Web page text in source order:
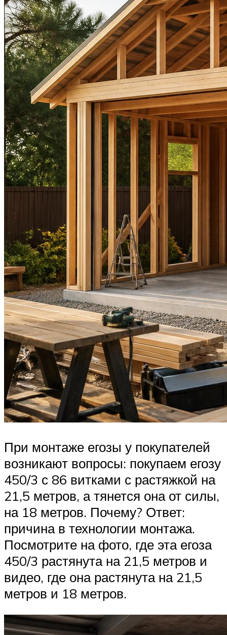
При монтаже егозы у покупателей
возникают вопросы: покупаем егозу
450/3 с 86 витками с растяжкой на
21,5 метров, а тянется она от силы,
на 18 метров. Почему? Ответ:
причина в технологии монтажа.
Посмотрите на фото, где эта егоза
450/3 растянута на 21,5 метров и
видео, где она растянута на 21,5
метров и 18 метров.